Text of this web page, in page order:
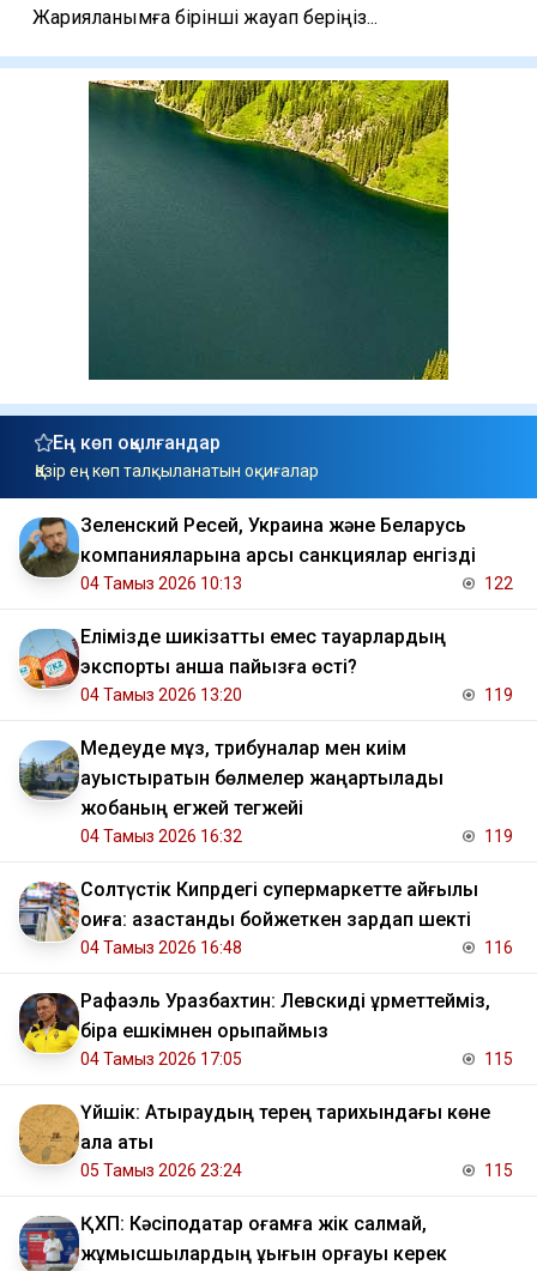
Жарияланымға бірінші жауап беріңіз...
Ең көп оқылғандар
Қазір ең көп талқыланатын оқиғалар
Зеленский Ресей, Украина және Беларусь
компанияларына қарсы санкциялар енгізді
04 Тамыз 2026 10:13 122
Елімізде шикізаттық емес тауарлардың
экспорты қанша пайызға өсті?
04 Тамыз 2026 13:20 119
Медеуде мұз, трибуналар мен киім
ауыстыратын бөлмелер жаңартылады
жобаның егжей тегжейі
04 Тамыз 2026 16:32 119
Солтүстік Кипрдегі супермаркетте қайғылы
оқиға: қазақстандық бойжеткен зардап шекті
04 Тамыз 2026 16:48 116
Рафаэль Уразбахтин: Левскиді құрметтейміз,
бірақ ешкімнен қорықпаймыз
04 Тамыз 2026 17:05 115
Үйшік: Атыраудың терең тарихындағы көне
қала аты
05 Тамыз 2026 23:24 115
ҚХП: Кәсіподақтар қоғамға жік салмай,
жұмысшылардың құқығын қорғауы керек